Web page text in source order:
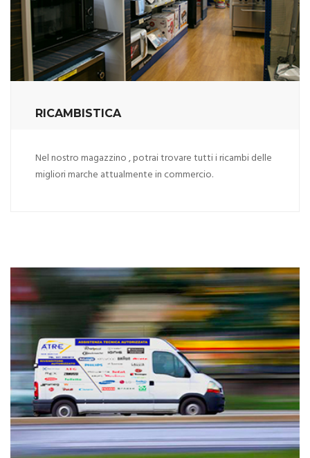
RICAMBISTICA
Nel nostro magazzino , potrai trovare tutti i ricambi delle
migliori marche attualmente in commercio.